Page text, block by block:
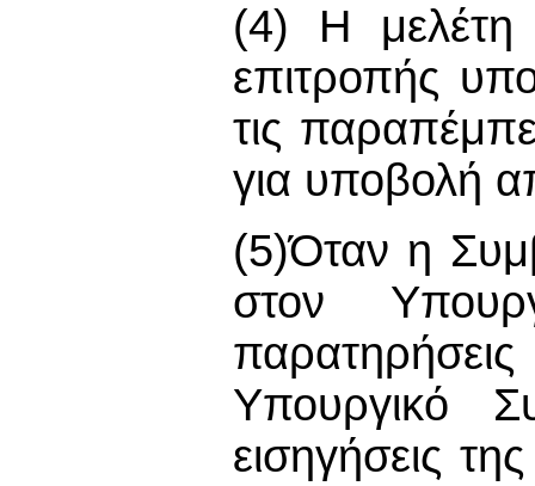
(4) Η μελέτη
επιτροπής
τις
για υποβολή
(5)Όταν η
στον
Υπουργικό
εισηγήσεις